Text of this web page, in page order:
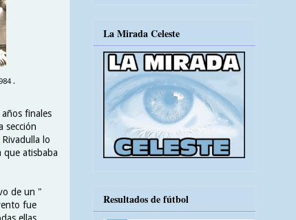
.
finales
sección
lo
atisbaba
de un "
fue
ellas
La Mirada Celeste
Resultados de fútbol